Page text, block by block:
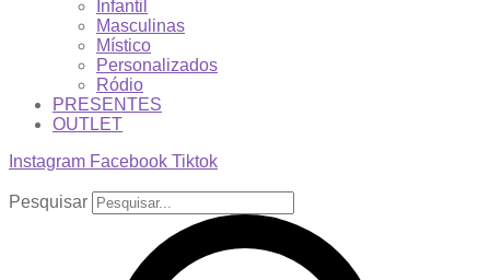
Infantil
Masculinas
Místico
Personalizados
Ródio
PRESENTES
OUTLET
Instagram Facebook Tiktok
Pesquisar